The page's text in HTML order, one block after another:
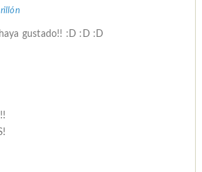
gustado!! :D :D :D